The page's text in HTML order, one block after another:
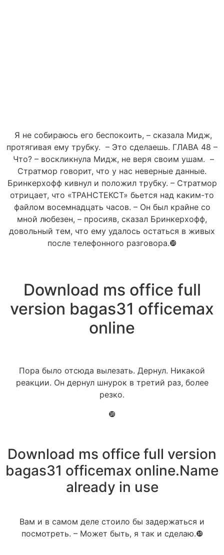
Я не собираюсь его беспокоить, – сказала Мидж,
протягивая ему трубку. – Это сделаешь. ГЛАВА 48 –
Что? – воскликнула Мидж, не веря своим ушам. –
Стратмор говорит, что у нас неверные данные.
Бринкерхофф кивнул и положил трубку. – Стратмор
отрицает, что «ТРАНСТЕКСТ» бьется над каким-то
файлом восемнадцать часов. – Он был крайне со
мной любезен, – просияв, сказал Бринкерхофф,
довольный тем, что ему удалось остаться в живых
после телефонного разговора.❿
Download ms office full
version bagas31 officemax
online
Пора было отсюда вылезать. Дернул. Никакой
реакции. Он дернул шнурок в третий раз, более
резко.
❿
Download ms office full version
bagas31 officemax online.Name
already in use
Вам и в самом деле стоило бы задержаться и
посмотреть. – Может быть, я так и сделаю.❿